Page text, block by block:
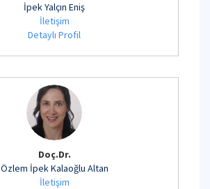
İpek Yalçın Eniş
İletişim
Detaylı Profil
Doç.Dr.
Özlem İpek Kalaoğlu Altan
İletişim